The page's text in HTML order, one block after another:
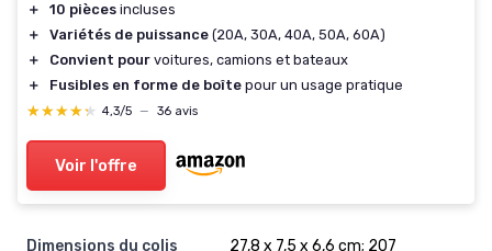
＋ 10 pièces incluses
＋
Variétés de puissance (20A, 30A, 40A, 50A, 60A)
＋
Convient pour voitures, camions et bateaux
＋
Fusibles en forme de boîte pour un usage pratique
★★★★★
★★★★★ 4,3/5 — 36 avis
Voir l'offre
Dimensions du colis 27,8 x 7,5 x 6,6 cm; 207